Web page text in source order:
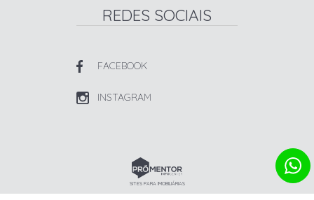
REDES SOCIAIS
FACEBOOK
INSTAGRAM
SITES PARA IMOBILIÁRIAS